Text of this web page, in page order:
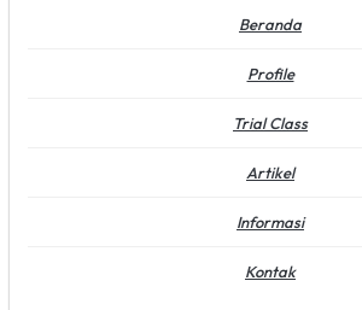
Beranda
Profile
Trial Class
Artikel
Informasi
Kontak